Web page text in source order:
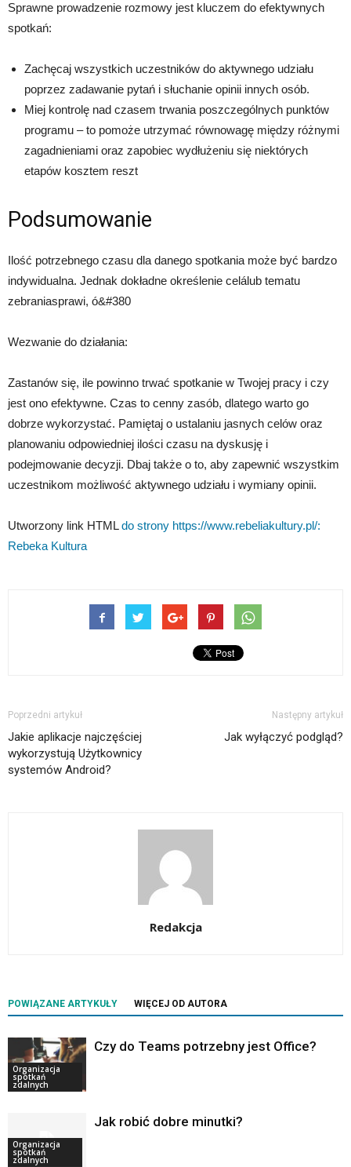
Sprawne prowadzenie rozmowy jest kluczem do efektywnych
spotkań:
Zachęcaj wszystkich uczestników do aktywnego udziału
poprzez zadawanie pytań i słuchanie opinii innych osób.
Miej kontrolę nad czasem trwania poszczególnych punktów
programu – to pomoże utrzymać równowagę między różnymi
zagadnieniami oraz zapobiec wydłużeniu się niektórych
etapów kosztem reszt
Podsumowanie
Ilość potrzebnego czasu dla danego spotkania może być bardzo
indywidualna. Jednak dokładne określenie celálub tematu
zebraniasprawi, ó&#380
Wezwanie do działania:
Zastanów się, ile powinno trwać spotkanie w Twojej pracy i czy
jest ono efektywne. Czas to cenny zasób, dlatego warto go
dobrze wykorzystać. Pamiętaj o ustalaniu jasnych celów oraz
planowaniu odpowiedniej ilości czasu na dyskusję i
podejmowanie decyzji. Dbaj także o to, aby zapewnić wszystkim
uczestnikom możliwość aktywnego udziału i wymiany opinii.
Utworzony link HTMLdo strony https://www.rebeliakultury.pl/:
Rebeka Kultura
Poprzedni artykuł
Jakie aplikacje najczęściej
wykorzystują Użytkownicy
systemów Android?
Następny artykuł
Jak wyłączyć podgląd?
Redakcja
POWIĄZANE ARTYKUŁY WIĘCEJ OD AUTORA
Organizacja
spotkań
zdalnych
Czy do Teams potrzebny jest Office?
Organizacja
spotkań
zdalnych
Jak robić dobre minutki?